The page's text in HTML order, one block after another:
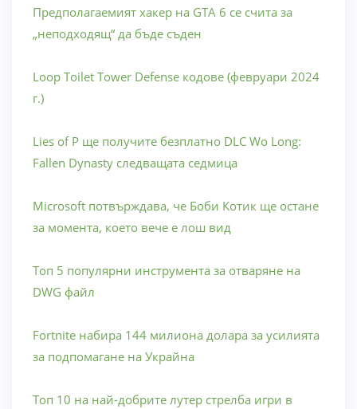
Предполагаемият хакер на GTA 6 се счита за
„неподходящ“ да бъде съден
Loop Toilet Tower Defense кодове (февруари 2024
г.)
Lies of P ще получите безплатно DLC Wo Long:
Fallen Dynasty следващата седмица
Microsoft потвърждава, че Боби Котик ще остане
за момента, което вече е лош вид
Топ 5 популярни инструмента за отваряне на
DWG файл
Fortnite набира 144 милиона долара за усилията
за подпомагане на Украйна
Топ 10 на най-добрите лутер стрелба игри в